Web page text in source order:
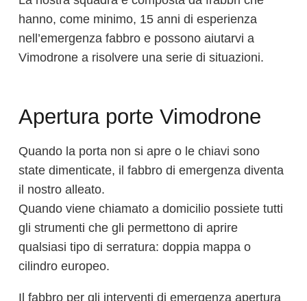
hanno, come minimo, 15 anni di esperienza
nell’emergenza fabbro e possono aiutarvi a
Vimodrone a risolvere una serie di situazioni.
Apertura porte Vimodrone
Quando la porta non si apre o le chiavi sono
state dimenticate, il fabbro di emergenza diventa
il nostro alleato.
Quando viene chiamato a domicilio possiete tutti
gli strumenti che gli permettono di aprire
qualsiasi tipo di serratura: doppia mappa o
cilindro europeo.
Il fabbro per gli interventi di emergenza apertura